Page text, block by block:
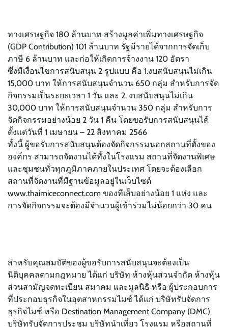
ทางเศรษฐกิจ 180 ล้านบาท สร้างมูลค่าเพิ่มทางเศรษฐกิจ
(GDP Contribution) 101 ล้านบาท รัฐมีรายได้จากการจัดเก็บ
ภาษี 6 ล้านบาท และก่อให้เกิดการจ้างงาน 120 อัตรา
ซึ่งมีเงื่อนไขการสนับสนุน 2 รูปแบบ คือ 1.งบสนับสนุนไม่เกิน
15,000 บาท ให้การสนับสนุนจำนวน 650 กลุ่ม สำหรับการจัด
กิจกรรมเป็นระยะเวลา 1 วัน และ 2. งบสนับสนุนไม่เกิน
30,000 บาท ให้การสนับสนุนจำนวน 350 กลุ่ม สำหรับการ
จัดกิจกรรมอย่างน้อย 2 วัน 1 คืน โดยขอรับการสนับสนุนได้
ตั้งแต่วันที่ 1 เมษายน – 22 สิงหาคม 2566
ทั้งนี้ ผู้ขอรับการสนับสนุนต้องจัดกิจกรรมนอกสถานที่ตั้งของ
องค์กร สามารถจัดงานได้ทั้งในโรงแรม สถานที่จัดงานพิเศษ
และชุมชนทั่วทุกภูมิภาคภายในประเทศ โดยจะต้องเลือก
สถานที่จัดงานที่มีฐานข้อมูลอยู่ในเว็บไซต์
www.thaimiceconnect.com ของทีเส็บอย่างน้อย 1 แห่ง และ
การจัดกิจกรรมจะต้องมีจำนวนผู้เข้าร่วมไม่น้อยกว่า 30 คน
สำหรับคุณสมบัติของผู้ขอรับการสนับสนุนจะต้องเป็น
นิติบุคคลตามกฎหมาย ได้แก่ บริษัท ห้างหุ้นส่วนจำกัด ห้างหุ้น
ส่วนสามัญจดทะเบียน สมาคม และมูลนิธิ หรือ ผู้ประกอบการ
ที่ประกอบธุรกิจในอุตสาหกรรมไมซ์ ได้แก่ บริษัทรับจัดการ
ธุรกิจไมซ์ หรือ Destination Management Company (DMC)
บริษัทรับจัดการประชุม บริษัทนำเที่ยว โรงแรม หรือสถานที่